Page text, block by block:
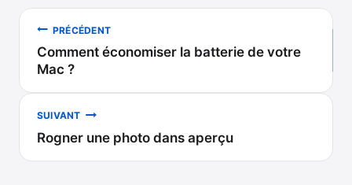
Navigation
de
l’article
PRÉCÉDENT
Comment économiser la batterie de votre
Mac ?
SUIVANT
Rogner une photo dans aperçu